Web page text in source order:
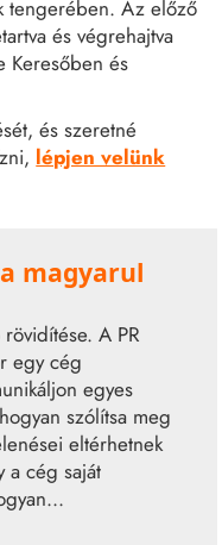
tengerében. Az előző
és végrehajtva
Keresőben és
és szeretné
lépjen velünk
magyarul
A PR
egy cég
egyes
szólítsa meg
eltérhetnek
a cég saját